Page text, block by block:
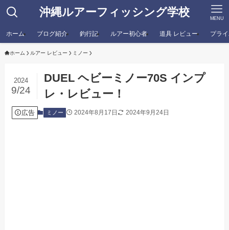
沖縄ルアーフィッシング学校 MENU
ホーム ブログ紹介 釣行記 ルアー初心者 道具 レビュー プラ
ホーム ルアー レビュー ミノー
DUEL ヘビーミノー70S インプ
レ・レビュー！
2024
9/24
広告 ミノー 2024年8月17日 2024年9月24日